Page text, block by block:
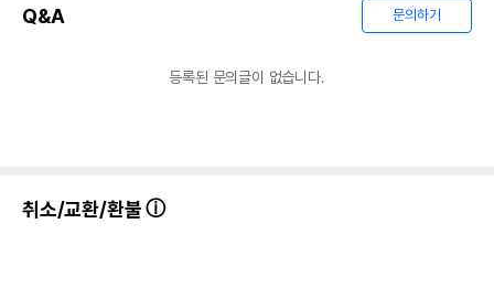
Q&A 문의하기
등록된 문의글이 없습니다.
취소/교환/환불